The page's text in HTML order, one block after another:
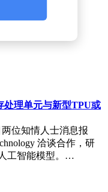
理单元与新型TPU或
两位知情人士消息报
洽谈合作，研
工智能模型。…